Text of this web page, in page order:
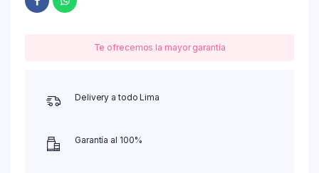
Te ofrecemos la mayor garantía
Delivery a todo Lima
Garantía al 100%